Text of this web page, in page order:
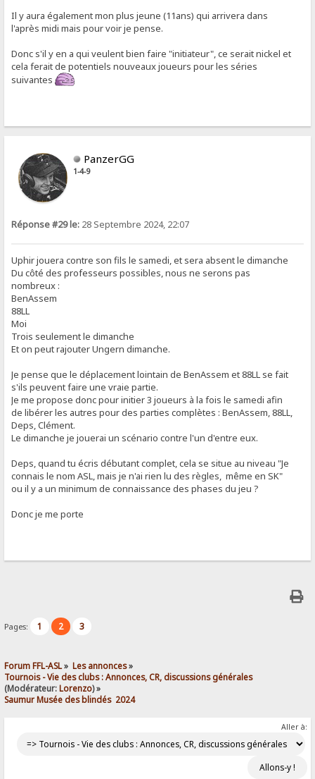
Il y aura également mon plus jeune (11ans) qui arrivera dans
l'après midi mais pour voir je pense.
Donc s'il y en a qui veulent bien faire "initiateur", ce serait nickel et
cela ferait de potentiels nouveaux joueurs pour les séries
suivantes
PanzerGG
1-4-9
Réponse #29 le: 28 Septembre 2024, 22:07
Uphir jouera contre son fils le samedi, et sera absent le dimanche
Du côté des professeurs possibles, nous ne serons pas
nombreux :
BenAssem
88LL
Moi
Trois seulement le dimanche
Et on peut rajouter Ungern dimanche.
Je pense que le déplacement lointain de BenAssem et 88LL se fait
s'ils peuvent faire une vraie partie.
Je me propose donc pour initier 3 joueurs à la fois le samedi afin
de libérer les autres pour des parties complètes : BenAssem, 88LL,
Deps, Clément.
Le dimanche je jouerai un scénario contre l'un d'entre eux.
Deps, quand tu écris débutant complet, cela se situe au niveau "Je
connais le nom ASL, mais je n'ai rien lu des règles, même en SK"
ou il y a un minimum de connaissance des phases du jeu ?
Donc je me porte
Pages: 1 2 3
Forum FFL-ASL» Les annonces»
Tournois - Vie des clubs : Annonces, CR, discussions générales
(Modérateur:Lorenzo) »
Saumur Musée des blindés  2024
Aller à: